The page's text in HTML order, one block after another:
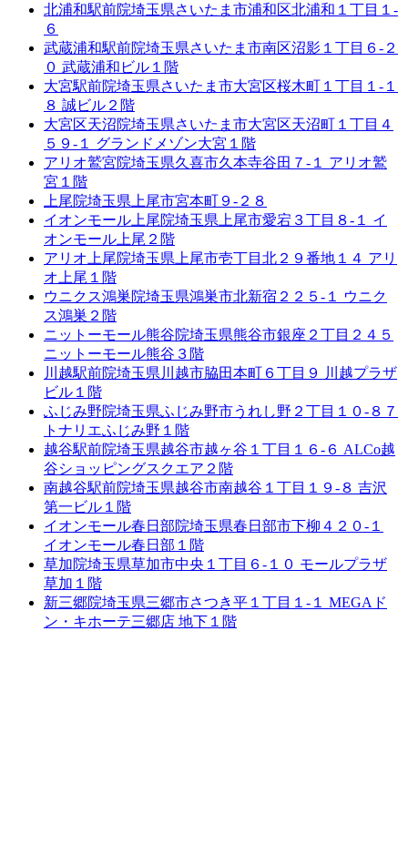
北浦和駅前院埼玉県さいたま市浦和区北浦和１丁目１-
６
武蔵浦和駅前院埼玉県さいたま市南区沼影１丁目６-２
０ 武蔵浦和ビル１階
大宮駅前院埼玉県さいたま市大宮区桜木町１丁目１-１
８ 誠ビル２階
大宮区天沼院埼玉県さいたま市大宮区天沼町１丁目４
５９-１ グランドメゾン大宮１階
アリオ鷲宮院埼玉県久喜市久本寺谷田７-１ アリオ鷲
宮１階
上尾院埼玉県上尾市宮本町９-２８
イオンモール上尾院埼玉県上尾市愛宕３丁目８-１ イ
オンモール上尾２階
アリオ上尾院埼玉県上尾市壱丁目北２９番地１４ アリ
オ上尾１階
ウニクス鴻巣院埼玉県鴻巣市北新宿２２５-１ ウニク
ス鴻巣２階
ニットーモール熊谷院埼玉県熊谷市銀座２丁目２４５
ニットーモール熊谷３階
川越駅前院埼玉県川越市脇田本町６丁目９ 川越プラザ
ビル１階
ふじみ野院埼玉県ふじみ野市うれし野２丁目１０-８７
トナリエふじみ野１階
越谷駅前院埼玉県越谷市越ヶ谷１丁目１６-６ ALCo越
谷ショッピングスクエア２階
南越谷駅前院埼玉県越谷市南越谷１丁目１９-８ 吉沢
第一ビル１階
イオンモール春日部院埼玉県春日部市下柳４２０-１
イオンモール春日部１階
草加院埼玉県草加市中央１丁目６-１０ モールプラザ
草加１階
新三郷院埼玉県三郷市さつき平１丁目１-１ MEGAド
ン・キホーテ三郷店 地下１階